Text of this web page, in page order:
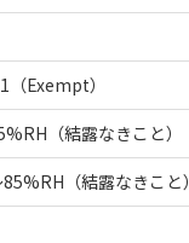
（Exempt）
（結露なきこと）
（結露なきこと）